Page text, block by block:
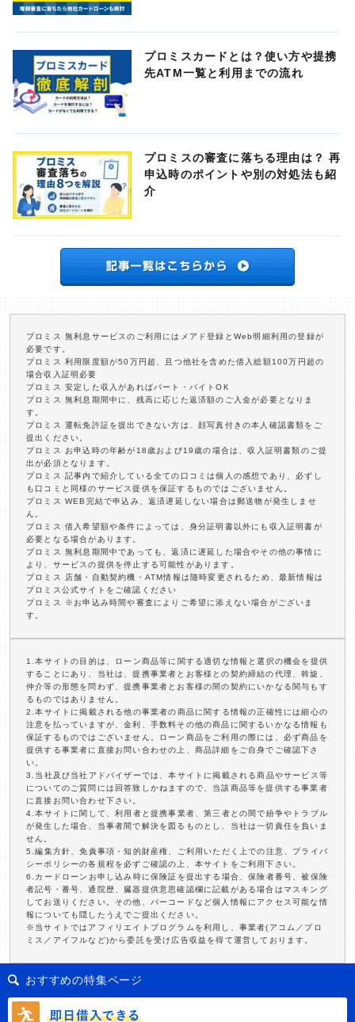
プロミスカードとは？使い方や提携
先ATM一覧と利用までの流れ
プロミスの審査に落ちる理由は？ 再
申込時のポイントや別の対処法も紹
介
プロミス 無利息サービスのご利用にはメアド登録とWeb明細利用の登録が
必要です。
プロミス 利用限度額が50万円超、且つ他社を含めた借入総額100万円超の
場合収入証明必要
プロミス 安定した収入があればパート・バイトOK
プロミス 無利息期間中に、残高に応じた返済額のご入金が必要となりま
す。
プロミス 運転免許証を提出できない方は、顔写真付きの本人確認書類をご
提出ください。
プロミス お申込時の年齢が18歳および19歳の場合は、収入証明書類のご提
出が必須となります。
プロミス 記事内で紹介している全ての口コミは個人の感想であり、必ずし
も口コミと同様のサービス提供を保証するものではございません。
プロミス WEB完結で申込み、返済遅延しない場合は郵送物が発生しませ
ん。
プロミス 借入希望額や条件によっては、身分証明書以外にも収入証明書が
必要となる場合があります。
プロミス 無利息期間中であっても、返済に遅延した場合やその他の事情に
より、サービスの提供を停止する可能性があります。
プロミス 店舗・自動契約機・ATM情報は随時変更されるため、最新情報は
プロミス公式サイトをご確認ください
プロミス ※お申込み時間や審査によりご希望に添えない場合がございま
す。
1.本サイトの目的は、ローン商品等に関する適切な情報と選択の機会を提供
することにあり、当社は、提携事業者とお客様との契約締結の代理、斡旋、
仲介等の形態を問わず、提携事業者とお客様の間の契約にいかなる関与もす
るものではありません。
2.本サイトに掲載される他の事業者の商品に関する情報の正確性には細心の
注意を払っていますが、金利、手数料その他の商品に関するいかなる情報も
保証するものではございません。ローン商品をご利用の際には、必ず商品を
提供する事業者に直接お問い合わせの上、商品詳細をご自身でご確認下さ
い。
3.当社及び当社アドバイザーでは、本サイトに掲載される商品やサービス等
についてのご質問には回答致しかねますので、当該商品等を提供する事業者
に直接お問い合わせ下さい。
4.本サイトに関して、利用者と提携事業者、第三者との間で紛争やトラブル
が発生した場合、当事者間で解決を図るものとし、当社は一切責任を負いま
せん。
5.編集方針、免責事項・知的財産権、ご利用いただく上での注意、プライバ
シーポリシーの各規程を必ずご確認の上、本サイトをご利用下さい。
6.カードローンお申し込み時に保険証を提出する場合、保険者番号、被保険
者記号・番号、通院歴、臓器提供意思確認欄に記載がある場合はマスキング
してお送りください。その他、バーコードなど個人情報にアクセス可能な情
報についても隠したうえでご提出ください。
※当サイトではアフィリエイトプログラムを利用し、事業者(アコム／プロ
ミス／アイフルなど)から委託を受け広告収益を得て運営しております。
おすすめの特集ページ